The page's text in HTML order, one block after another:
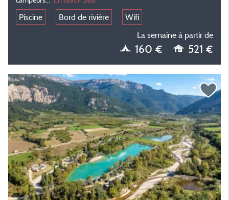
Piscine Bord de rivière
Wifi
La semaine à partir de
160 € 521 €